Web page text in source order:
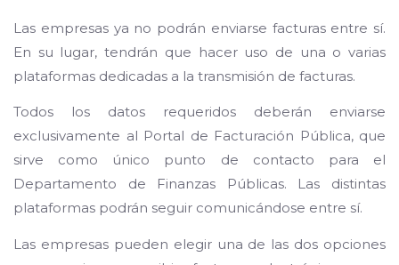
Las empresas ya no podrán enviarse facturas entre sí.
En su lugar, tendrán que hacer uso de una o varias
plataformas dedicadas a la transmisión de facturas.
Todos los datos requeridos deberán enviarse
exclusivamente al Portal de Facturación Pública, que
sirve como único punto de contacto para el
Departamento de Finanzas Públicas. Las distintas
plataformas podrán seguir comunicándose entre sí.
Las empresas pueden elegir una de las dos opciones